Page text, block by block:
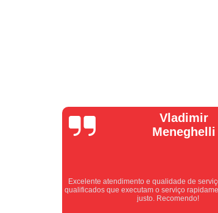
Isabel
Cassanho
Bom atendimento desde o primeiro
atenciosos fornecendo todas as informações
ser prestado.